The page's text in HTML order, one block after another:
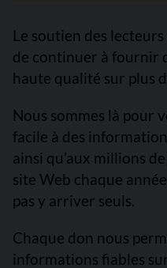
Le soutien des
de continuer à fournir
haute qualité sur plus
Nous sommes là pour
facile à des
ainsi qu’aux millions
site Web chaque
pas y arriver seuls.
Chaque don nous
informations fiables